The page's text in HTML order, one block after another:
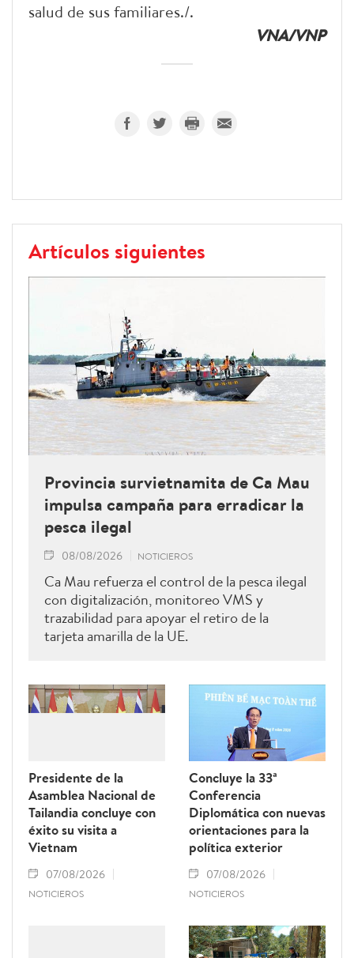
salud de sus familiares./.
VNA/VNP
Artículos siguientes
Provincia survietnamita de Ca Mau
impulsa campaña para erradicar la
pesca ilegal
08/08/2026 NOTICIEROS
Ca Mau refuerza el control de la pesca ilegal
con digitalización, monitoreo VMS y
trazabilidad para apoyar el retiro de la
tarjeta amarilla de la UE.
Presidente de la
Asamblea Nacional de
Tailandia concluye con
éxito su visita a
Vietnam
07/08/2026
NOTICIEROS
Concluye la 33ª
Conferencia
Diplomática con nuevas
orientaciones para la
política exterior
07/08/2026
NOTICIEROS